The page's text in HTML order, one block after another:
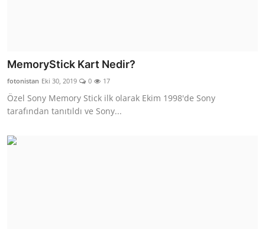
MemoryStick Kart Nedir?
fotonistan Eki 30, 2019 0 17
Özel Sony Memory Stick ilk olarak Ekim 1998'de Sony
tarafından tanıtıldı ve Sony...